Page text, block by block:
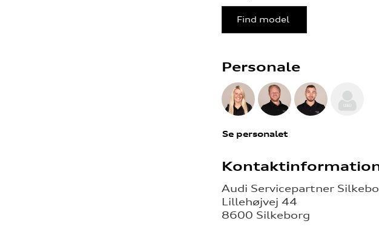
Find model
Personale
Se personalet
Audi Servicepartner
Lillehøjvej 44
8600 Silkeborg